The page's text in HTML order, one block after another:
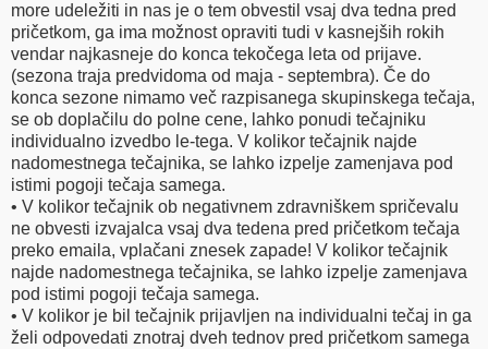
more udeležiti in nas je o tem obvestil vsaj dva tedna pred
pričetkom, ga ima možnost opraviti tudi v kasnejših rokih
vendar najkasneje do konca tekočega leta od prijave.
(sezona traja predvidoma od maja - septembra). Če do
konca sezone nimamo več razpisanega skupinskega tečaja,
se ob doplačilu do polne cene, lahko ponudi tečajniku
individualno izvedbo le-tega. V kolikor tečajnik najde
nadomestnega tečajnika, se lahko izpelje zamenjava pod
istimi pogoji tečaja samega.
• V kolikor tečajnik ob negativnem zdravniškem spričevalu
ne obvesti izvajalca vsaj dva tedena pred pričetkom tečaja
preko emaila, vplačani znesek zapade! V kolikor tečajnik
najde nadomestnega tečajnika, se lahko izpelje zamenjava
pod istimi pogoji tečaja samega.
• V kolikor je bil tečajnik prijavljen na individualni tečaj in ga
želi odpovedati znotraj dveh tednov pred pričetkom samega